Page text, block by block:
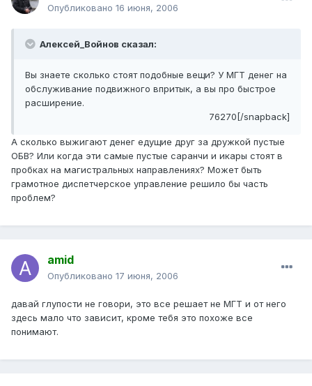
Опубликовано 16 июня, 2006
Алексей_Войнов сказал:
Вы знаете сколько стоят подобные вещи? У МГТ денег на
обслуживание подвижного впритык, а вы про быстрое
расширение.
76270[/snapback]
А сколько выжигают денег едущие друг за дружкой пустые
ОБВ? Или когда эти самые пустые саранчи и икары стоят в
пробках на магистральных направлениях? Может быть
грамотное диспетчерское управление решило бы часть
проблем?
amid
Опубликовано 17 июня, 2006
давай глупости не говори, это все решает не МГТ и от него
здесь мало что зависит, кроме тебя это похоже все
понимают.